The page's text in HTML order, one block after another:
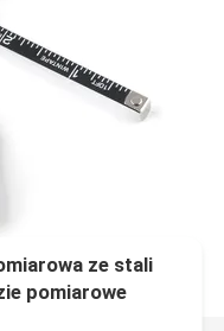
ze stali
pomiarowe